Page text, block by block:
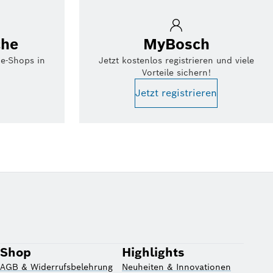
Shops in
MyBosch
Jetzt kostenlos registrieren und viele
Vorteile sichern!
Jetzt registrieren
Shop
AGB & Widerrufsbelehrung
Highlights
Neuheiten & Innovationen